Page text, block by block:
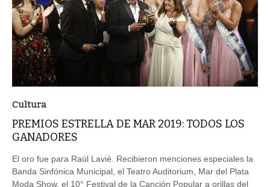
Cultura
PREMIOS ESTRELLA DE MAR 2019: TODOS LOS
GANADORES
El oro fue para Raúl Lavié. Recibieron menciones especiales la
Banda Sinfónica Municipal, el Teatro Auditorium, Mar del Plata
Moda Show, el 10° Festival de la Canción Popular a orillas del